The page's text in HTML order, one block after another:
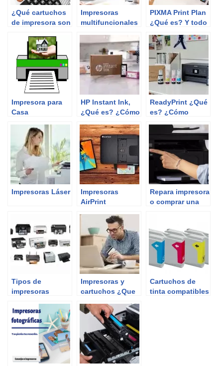
¿Qué cartuchos
de impresora son
Impresoras
multifuncionales
PIXMA Print Plan
¿Qué es? Y todo
que saber
Impresora para
Casa
HP Instant Ink,
¿Qué es? ¿Cómo
necesitas saber?
ReadyPrint ¿Qué
es? ¿Cómo
lo que no debes
de dejar pasar
por alto?
Impresoras Láser
Impresoras
AirPrint
Repara impresora
o comprar una
Tipos de
impresoras
Impresoras y
cartuchos ¿Que
comprar?
Cartuchos de
tinta compatibles